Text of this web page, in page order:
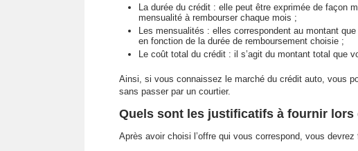
La durée du crédit : elle peut être exprimée de façon
mensualité à rembourser chaque mois ;
Les mensualités : elles correspondent au montant
en fonction de la durée de remboursement choisie ;
Le coût total du crédit : il s’agit du montant total que
Ainsi, si vous connaissez le marché du crédit auto, vous
sans passer par un courtier.
Quels sont les justificatifs à fournir lors
Après avoir choisi l’offre qui vous correspond, vous